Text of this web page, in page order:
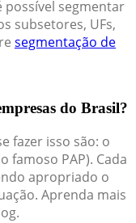
possível segmentar
subsetores, UFs,
segmentação de
do Brasil?
fazer isso são: o
famoso PAP). Cada
apropriado o
Aprenda mais